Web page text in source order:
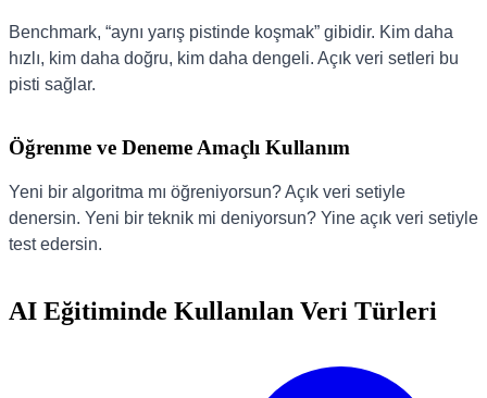
Benchmark, “aynı yarış pistinde koşmak” gibidir. Kim daha
hızlı, kim daha doğru, kim daha dengeli. Açık veri setleri bu
pisti sağlar.
Öğrenme ve Deneme Amaçlı Kullanım
Yeni bir algoritma mı öğreniyorsun? Açık veri setiyle
denersin. Yeni bir teknik mi deniyorsun? Yine açık veri setiyle
test edersin.
AI Eğitiminde Kullanılan Veri Türleri